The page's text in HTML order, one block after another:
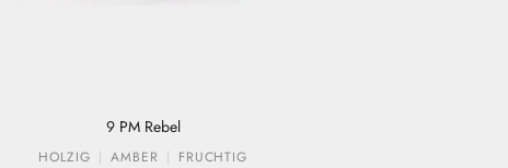
9 PM Rebel
HOLZIG AMBER FRUCHTIG